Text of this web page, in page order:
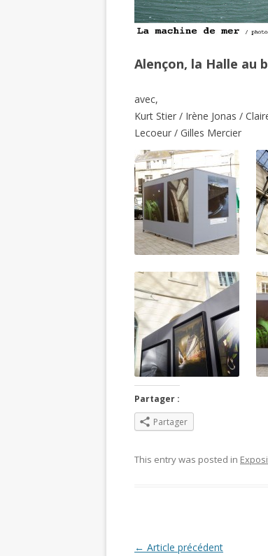
Alençon, la Halle au
avec,
Kurt Stier / Irène Jonas /
Lecoeur / Gilles Mercier
Partager :
Partager
This entry was posted in
Post navigation
← Article précédent